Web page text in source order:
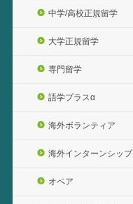
中学/高校正規留学
大学正規留学
専門留学
語学プラスα
海外ボランティア
海外インターンシップ
オペア